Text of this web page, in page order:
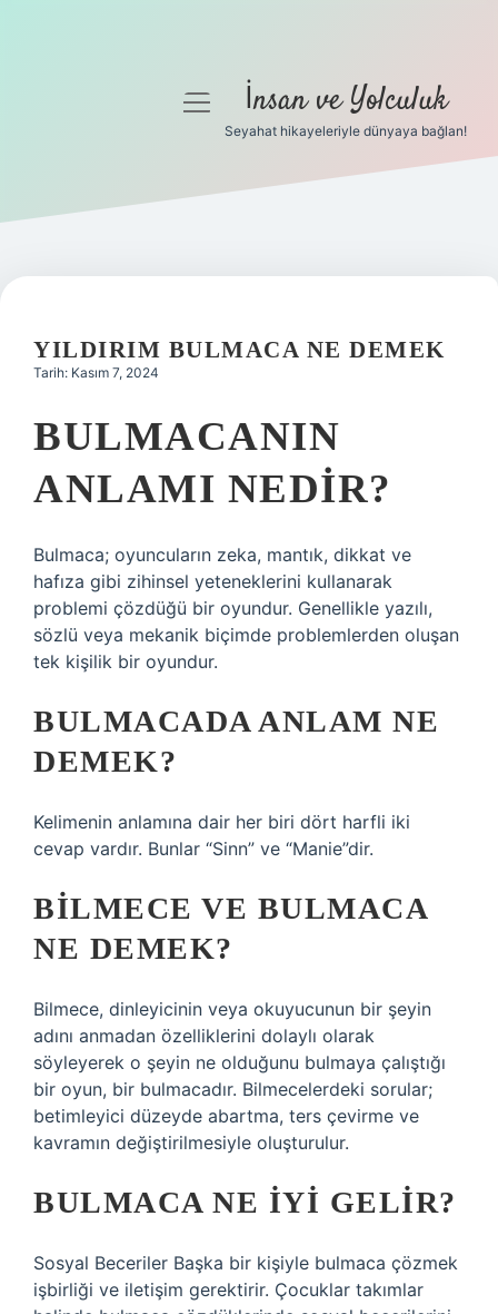
Gizlilik Politikası
Yasal Uyarı
menüyü İnsan ve Yolculuk
Seyahat hikayeleriyle dünyaya bağlan!
YILDIRIM BULMACA NE DEMEK
Tarih: Kasım 7, 2024
BULMACANIN
ANLAMI NEDIR?
Bulmaca; oyuncuların zeka, mantık, dikkat ve
hafıza gibi zihinsel yeteneklerini kullanarak
problemi çözdüğü bir oyundur. Genellikle yazılı,
sözlü veya mekanik biçimde problemlerden oluşan
tek kişilik bir oyundur.
BULMACADA ANLAM NE
DEMEK?
Kelimenin anlamına dair her biri dört harfli iki
cevap vardır. Bunlar “Sinn” ve “Manie”dir.
BILMECE VE BULMACA
NE DEMEK?
Bilmece, dinleyicinin veya okuyucunun bir şeyin
adını anmadan özelliklerini dolaylı olarak
söyleyerek o şeyin ne olduğunu bulmaya çalıştığı
bir oyun, bir bulmacadır. Bilmecelerdeki sorular;
betimleyici düzeyde abartma, ters çevirme ve
kavramın değiştirilmesiyle oluşturulur.
BULMACA NE IYI GELIR?
Sosyal Beceriler Başka bir kişiyle bulmaca çözmek
işbirliği ve iletişim gerektirir. Çocuklar takımlar